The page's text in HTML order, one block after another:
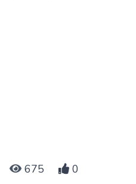
675 0